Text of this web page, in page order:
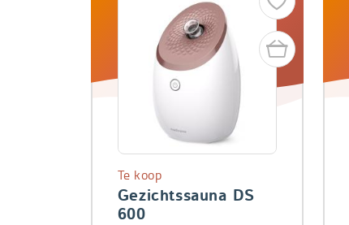
Gezichtssauna DS
600
Te koop